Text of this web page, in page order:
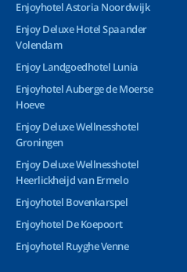
Enjoyhotel Astoria Noordwijk
Enjoy Deluxe Hotel Spaander
Volendam
Enjoy Landgoedhotel Lunia
Enjoyhotel Auberge de Moerse
Hoeve
Enjoy Deluxe Wellnesshotel
Groningen
Enjoy Deluxe Wellnesshotel
Heerlickheijd van Ermelo
Enjoyhotel Bovenkarspel
Enjoyhotel De Koepoort
Enjoyhotel Ruyghe Venne